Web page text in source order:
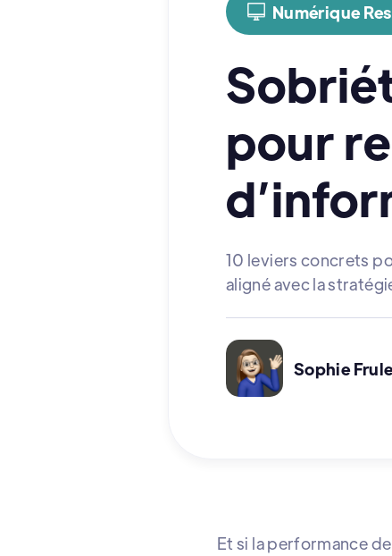
Numérique
pour
10 leviers concrets
aligné avec la
Sophie
Et si la performance